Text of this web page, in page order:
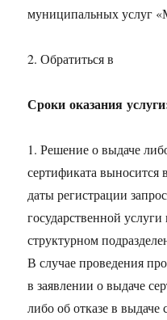
муниципальных услуг
2. Обратиться в
Сроки оказания
1. Решение о выдаче
сертификата выносится
даты регистрации
государственной
структурном
В случае проведения
в заявлении о выдаче
либо об отказе в выдаче